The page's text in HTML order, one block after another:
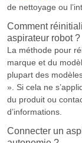
de nettoyage ou
Comment
aspirateur robot ?
La méthode pour
marque et du
plupart des
». Si cela ne
du produit ou
d’informations.
Connecter un